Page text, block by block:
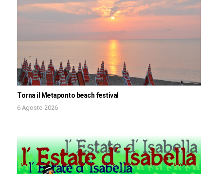
Torna il Metaponto beach festival
6 Agosto 2026